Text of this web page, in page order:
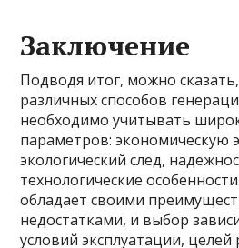
Заключение
Подводя итог, можно
различных способов
необходимо учитывать
параметров: экономическую
экологический след,
технологические
обладает своими
недостатками, и выбор
условий эксплуатации, целей